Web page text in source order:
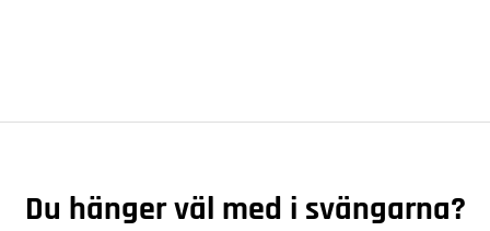
Du hänger väl med i svängarna?